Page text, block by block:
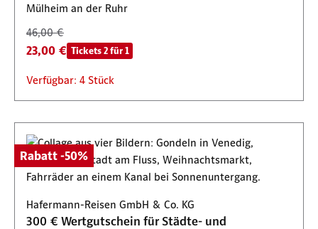
Mülheim an der Ruhr
46,00 €
23,00 € Tickets 2 für 1
Verfügbar: 4 Stück
Rabatt -50%
Hafermann-Reisen GmbH & Co. KG
300 € Wertgutschein für Städte- und